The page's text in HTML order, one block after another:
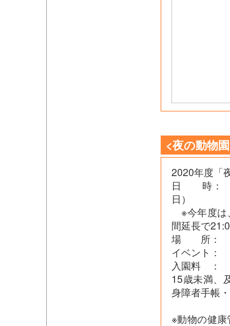
<夜の動物
2020年度「
日 時： 8
日
※今年度は
間延長で
場 所： 福
イベント：
入園料
15歳未満、
身障者手帳
※動物の健